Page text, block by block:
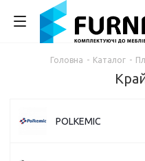
Головна - Каталог -
POLKEMIC